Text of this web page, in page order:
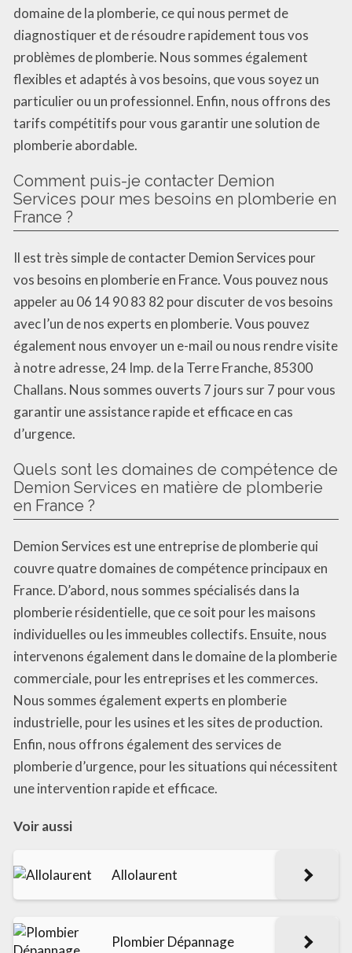
domaine de la plomberie, ce qui nous permet de
diagnostiquer et de résoudre rapidement tous vos
problèmes de plomberie. Nous sommes également
flexibles et adaptés à vos besoins, que vous soyez un
particulier ou un professionnel. Enfin, nous offrons des
tarifs compétitifs pour vous garantir une solution de
plomberie abordable.
Comment puis-je contacter Demion
Services pour mes besoins en plomberie en
France ?
Il est très simple de contacter Demion Services pour
vos besoins en plomberie en France. Vous pouvez nous
appeler au 06 14 90 83 82 pour discuter de vos besoins
avec l’un de nos experts en plomberie. Vous pouvez
également nous envoyer un e-mail ou nous rendre visite
à notre adresse, 24 Imp. de la Terre Franche, 85300
Challans. Nous sommes ouverts 7 jours sur 7 pour vous
garantir une assistance rapide et efficace en cas
d’urgence.
Quels sont les domaines de compétence de
Demion Services en matière de plomberie
en France ?
Demion Services est une entreprise de plomberie qui
couvre quatre domaines de compétence principaux en
France. D’abord, nous sommes spécialisés dans la
plomberie résidentielle, que ce soit pour les maisons
individuelles ou les immeubles collectifs. Ensuite, nous
intervenons également dans le domaine de la plomberie
commerciale, pour les entreprises et les commerces.
Nous sommes également experts en plomberie
industrielle, pour les usines et les sites de production.
Enfin, nous offrons également des services de
plomberie d’urgence, pour les situations qui nécessitent
une intervention rapide et efficace.
Voir aussi
Allolaurent
Plombier Dépannage